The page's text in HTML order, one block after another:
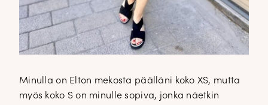
Minulla on Elton mekosta päälläni koko XS, mutta
myös koko S on minulle sopiva, jonka näetkin